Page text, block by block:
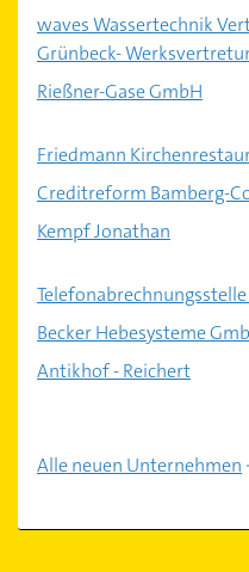
waves Wassertechnik
Grünbeck-
Rießner-Gase GmbH
Friedmann
Creditreform Bamberg-
Kempf Jonathan
Becker Hebesysteme
Antikhof - Reichert
Alle neuen Unternehmen